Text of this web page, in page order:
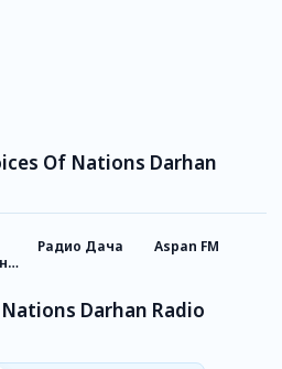
Of Nations Darhan
Радио Дача Aspan FM
Darhan Radio